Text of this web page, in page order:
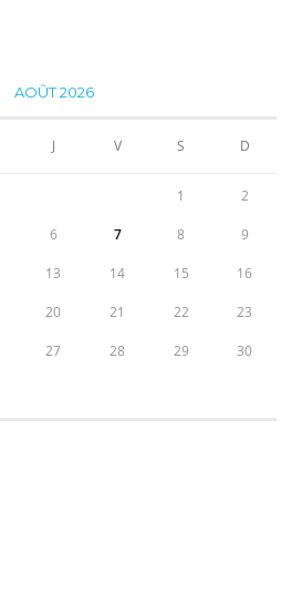
AOÛT 2026
J V S D
1 2
6 7 8 9
13 14 15 16
20 21 22 23
27 28 29 30